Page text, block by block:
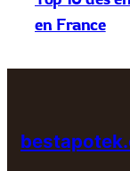
en France